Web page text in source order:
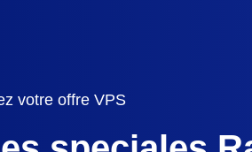
votre offre VPS